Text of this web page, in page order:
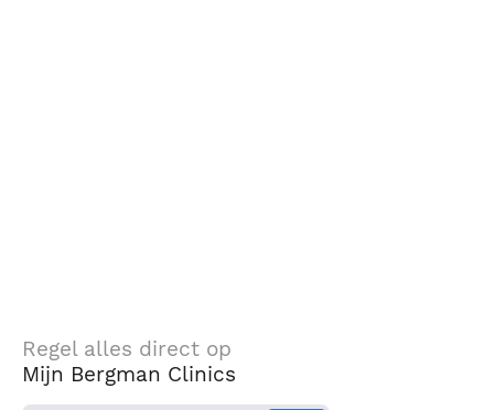
Regel alles direct op
Mijn Bergman Clinics